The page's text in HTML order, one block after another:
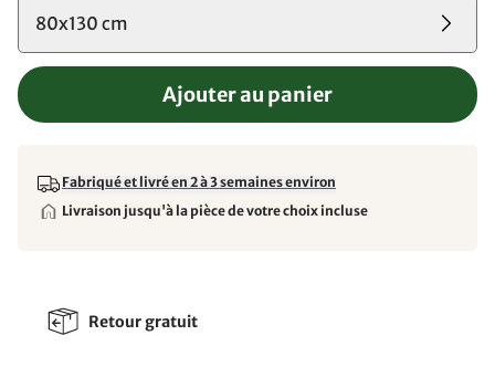
80x130 cm
Ajouter au panier
Fabriqué et livré en 2 à 3 semaines environ
Livraison jusqu'à la pièce de votre choix incluse
Retour gratuit